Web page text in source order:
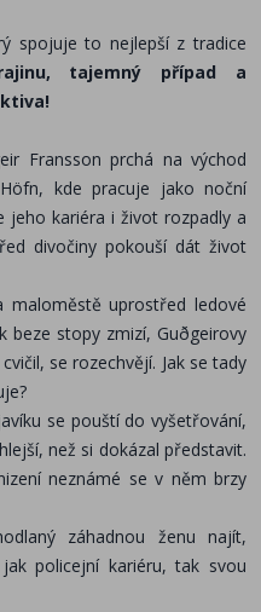
spojuje to nejlepší z tradice
tajemný případ a
Fransson prchá na východ
kde pracuje jako noční
jeho kariéra i život rozpadly a
divočiny pokouší dát život
maloměstě uprostřed ledové
beze stopy zmizí, Guðgeirovy
se rozechvějí. Jak se tady
se pouští do vyšetřování,
než si dokázal představit.
neznámé se v něm brzy
záhadnou ženu najít,
policejní kariéru, tak svou